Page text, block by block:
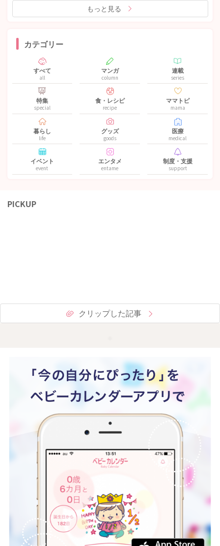
もっと見る
カテゴリー
すべて
all
マンガ
column
連載
series
特集
special
食・レシピ
recipe
ママトピ
mama
暮らし
life
グッズ
goods
医療
medical
イベント
event
エンタメ
entame
制度・支援
support
PICKUP
クリップした記事